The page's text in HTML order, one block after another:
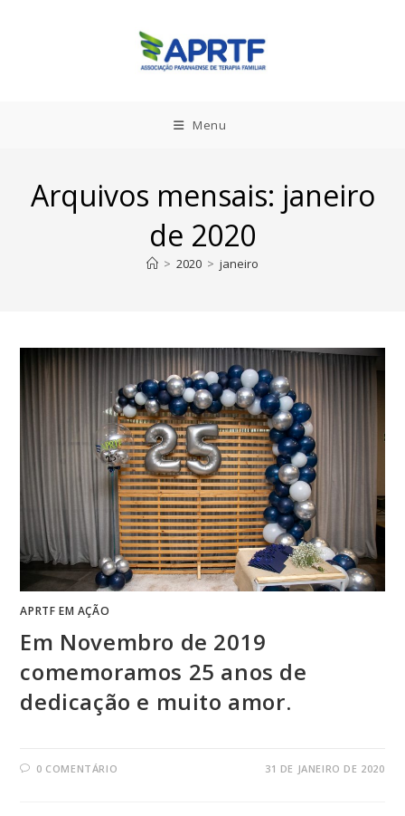
Menu
Arquivos mensais: janeiro
de 2020
> 2020 > janeiro
APRTF EM AÇÃO
Em Novembro de 2019
comemoramos 25 anos de
dedicação e muito amor.
0 COMENTÁRIO 31 DE JANEIRO DE 2020